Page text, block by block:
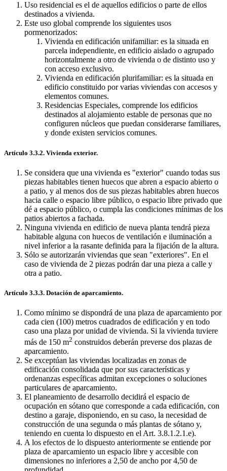
Uso residencial es el de aquellos edificios o parte de ellos
destinados a vivienda.
Este uso global comprende los siguientes usos
pormenorizados:
Vivienda en edificación unifamiliar: es la situada en
parcela independiente, en edificio aislado o agrupado
horizontalmente a otro de vivienda o de distinto uso y
con acceso exclusivo.
Vivienda en edificación plurifamiliar: es la situada en
edificio constituido por varias viviendas con accesos y
elementos comunes.
Residencias Especiales, comprende los edificios
destinados al alojamiento estable de personas que no
configuren núcleos que puedan considerarse familiares,
y donde existen servicios comunes.
Artículo 3.3.2. Vivienda exterior.
Se considera que una vivienda es "exterior" cuando todas sus
piezas habitables tienen huecos que abren a espacio abierto o
a patio, y al menos dos de sus piezas habitables abren huecos
hacia calle o espacio libre público, o espacio libre privado que
dé a espacio público, o cumpla las condiciones mínimas de los
patios abiertos a fachada.
Ninguna vivienda en edificio de nueva planta tendrá pieza
habitable alguna con huecos de ventilación e iluminación a
nivel inferior a la rasante definida para la fijación de la altura.
Sólo se autorizarán viviendas que sean "exteriores". En el
caso de vivienda de 2 piezas podrán dar una pieza a calle y
otra a patio.
Artículo 3.3.3. Dotación de aparcamiento.
Como mínimo se dispondrá de una plaza de aparcamiento por
cada cien (100) metros cuadrados de edificación y en todo
caso una plaza por unidad de vivienda. Si la vivienda tuviere
más de 150 m2 construidos deberán preverse dos plazas de
aparcamiento.
Se exceptúan las viviendas localizadas en zonas de
edificación consolidada que por sus características y
ordenanzas específicas admitan excepciones o soluciones
particulares de aparcamiento.
El planeamiento de desarrollo decidirá el espacio de
ocupación en sótano que corresponde a cada edificación, con
destino a garaje, disponiendo, en su caso, la necesidad de
construcción de una segunda o más plantas de sótano y,
teniendo en cuenta lo dispuesto en el Art. 3.8.1.2.1.e).
A los efectos de lo dispuesto anteriormente se entiende por
plaza de aparcamiento un espacio libre y accesible con
dimensiones no inferiores a 2,50 de ancho por 4,50 de